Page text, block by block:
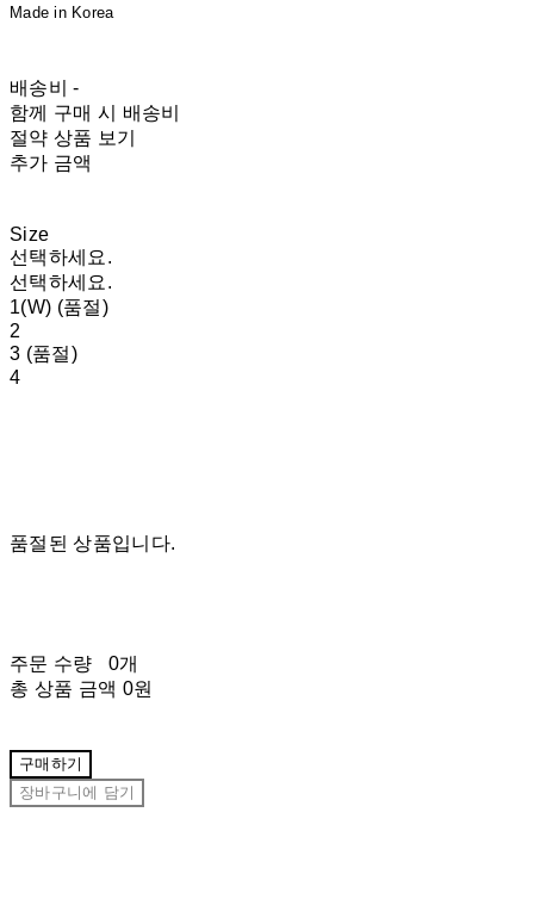
Made in Korea
배송비-
함께 구매 시 배송비
절약 상품 보기
추가 금액
Size
선택하세요.
선택하세요.
1(W) (품절)
2
3 (품절)
4
품절된 상품입니다.
주문 수량
0개
총 상품 금액 0원
구매하기
장바구니에 담기